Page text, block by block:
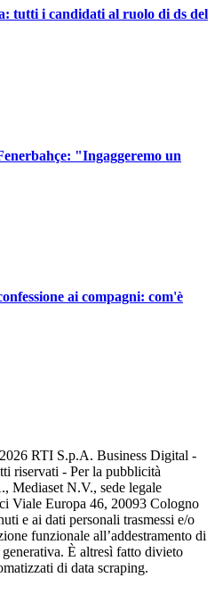
tutti i candidati al ruolo di ds del
"Ingaggeremo un
ai compagni: com'è
2026 RTI S.p.A. Business Digital -
riservati - Per la pubblicità
Mediaset N.V., sede legale
Viale Europa 46, 20093 Cologno
e ai dati personali trasmessi e/o
funzionale all’addestramento di
È altresì fatto divieto
di data scraping.